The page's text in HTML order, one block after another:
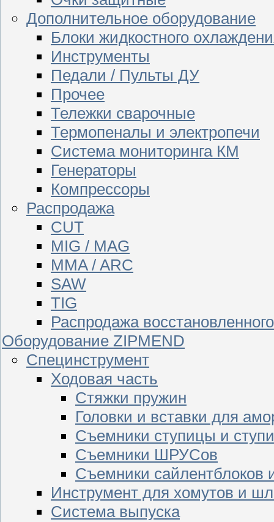
Дополнительное оборудование
Блоки жидкостного
Инструменты
Педали / Пульты ДУ
Прочее
Тележки сварочные
Термопеналы и электропечи
Система мониторинга КМ
Генераторы
Компрессоры
Распродажа
CUT
MIG / MAG
MMA / ARC
SAW
TIG
Распродажа
Оборудование ZIPMEND
Специнструмент
Ходовая часть
Стяжки пружин
Головки и вставки для
Съемники ступицы и
Съемники ШРУСов
Съемники сайлентблоков
Инструмент для хомутов и
Система выпуска